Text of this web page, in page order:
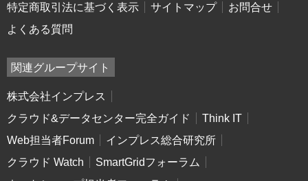
特定商取引法に基づく表示
サイトマップ
お問合せ
よくある質問
関連グループサイト
株式会社インプレス
クラウド&データセンター完全ガイド
Think IT
Web担当者Forum
インプレス総合研究所
クラウド Watch
SmartGridフォーラム